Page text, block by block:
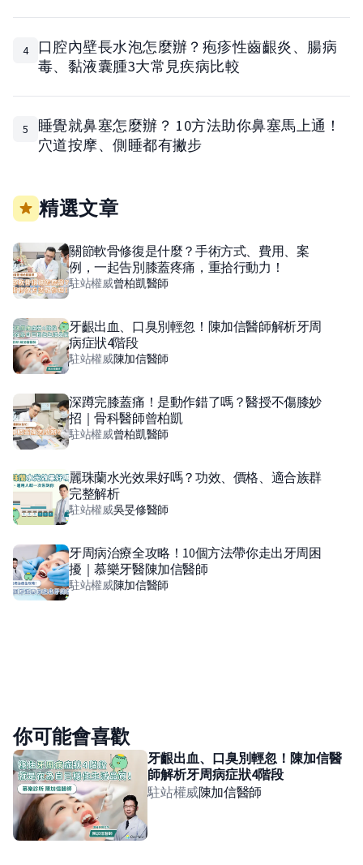
4
口腔內壁長水泡怎麼辦？疱疹性齒齦炎、腸病
毒、黏液囊腫3大常見疾病比較
5
睡覺就鼻塞怎麼辦？ 10方法助你鼻塞馬上通！
穴道按摩、側睡都有撇步
精選文章
關節軟骨修復是什麼？手術方式、費用、案
例，一起告別膝蓋疼痛，重拾行動力！
駐站權威曾柏凱醫師
牙齦出血、口臭別輕忽！陳加信醫師解析牙周
病症狀4階段
駐站權威陳加信醫師
深蹲完膝蓋痛！是動作錯了嗎？醫授不傷膝妙
招｜骨科醫師曾柏凱
駐站權威曾柏凱醫師
麗珠蘭水光效果好嗎？功效、價格、適合族群
完整解析
駐站權威吳旻修醫師
牙周病治療全攻略！10個方法帶你走出牙周困
擾｜慕樂牙醫陳加信醫師
駐站權威陳加信醫師
你可能會喜歡
牙齦出血、口臭別輕忽！陳加信醫
師解析牙周病症狀4階段
駐站權威陳加信醫師